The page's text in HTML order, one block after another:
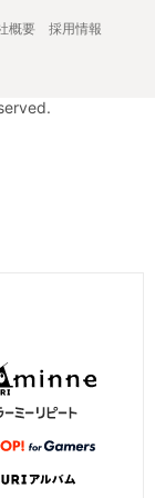
概要
採用情報